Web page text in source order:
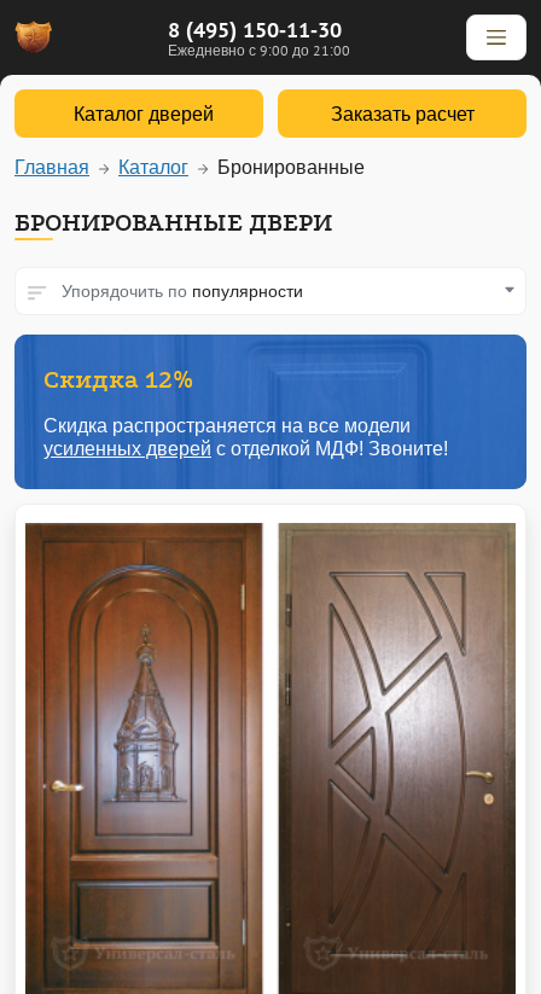
8 (495) 150-11-30
Ежедневно с 9:00 до 21:00
Каталог дверей Заказать расчет
Главная Каталог Бронированные
БРОНИРОВАННЫЕ ДВЕРИ
Упорядочить по популярности
Скидка 12%
Скидка распространяется на все модели
усиленных дверей с отделкой МДФ! Звоните!